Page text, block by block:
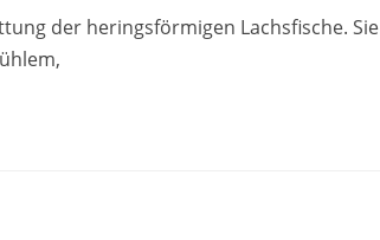
der heringsförmigen Lachsfische. Sie